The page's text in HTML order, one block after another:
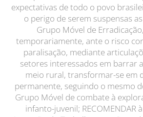
expectativas de todo o povo
o perigo de serem suspensas
Grupo Móvel de
temporariamente, ante o risco
paralisação, mediante
setores interessados em barrar
meio rural, transformar-se em
permanente, seguindo o mesmo
Grupo Móvel de combate à
infanto-juvenil; RECOMENDAR